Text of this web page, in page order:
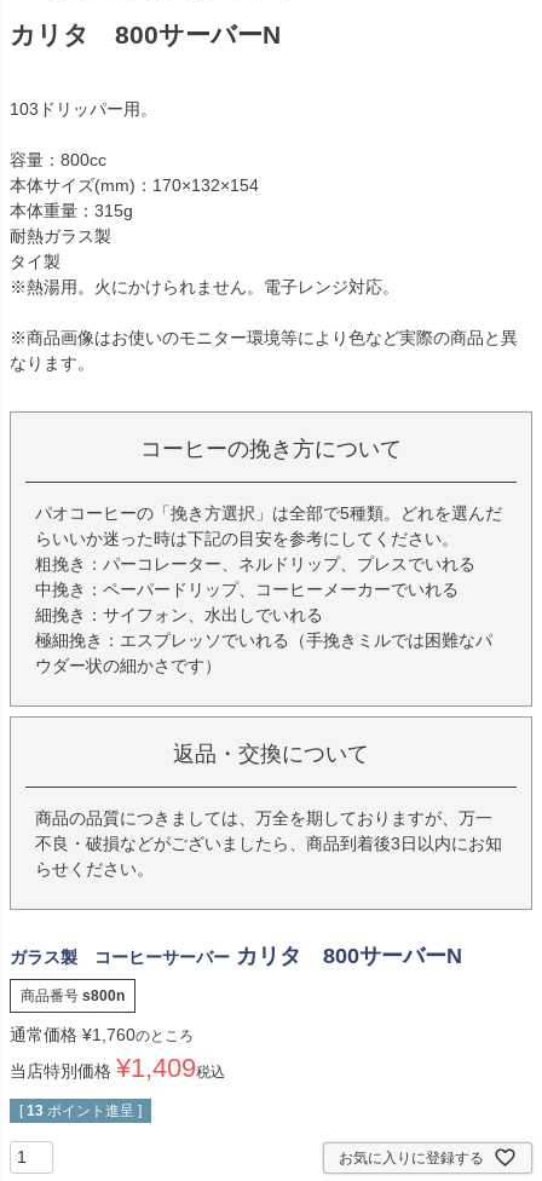
カリタ 800サーバーN
103ドリッパー用。
容量：800cc
本体サイズ(mm)：170×132×154
本体重量：315g
耐熱ガラス製
タイ製
※熱湯用。火にかけられません。電子レンジ対応。
※商品画像はお使いのモニター環境等により色など実際の商品と異
なります。
コーヒーの挽き方について
パオコーヒーの「挽き方選択」は全部で5種類。どれを選んだ
らいいか迷った時は下記の目安を参考にしてください。
粗挽き：パーコレーター、ネルドリップ、プレスでいれる
中挽き：ペーパードリップ、コーヒーメーカーでいれる
細挽き：サイフォン、水出しでいれる
極細挽き：エスプレッソでいれる（手挽きミルでは困難なパ
ウダー状の細かさです）
返品・交換について
商品の品質につきましては、万全を期しておりますが、万一
不良・破損などがございましたら、商品到着後3日以内にお知
らせください。
ガラス製 コーヒーサーバー カリタ 800サーバーN
商品番号 s800n
通常価格 ¥1,760のところ
当店特別価格 ¥1,409税込
[ 13 ポイント進呈 ]
お気に入りに登録する